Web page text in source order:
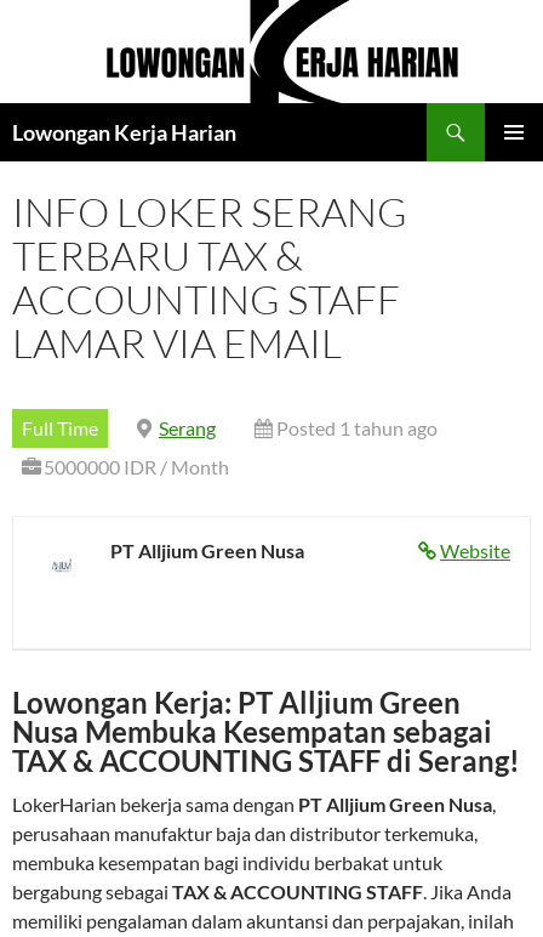
Lowongan Kerja Harian
INFO LOKER SERANG
TERBARU TAX &
ACCOUNTING STAFF
LAMAR VIA EMAIL
Full Time Serang
Posted 1 tahun ago
5000000 IDR / Month
Website
PT Alljium Green Nusa
Lowongan Kerja: PT Alljium Green
Nusa Membuka Kesempatan sebagai
TAX & ACCOUNTING STAFF di Serang!
LokerHarian bekerja sama dengan PT Alljium Green Nusa,
perusahaan manufaktur baja dan distributor terkemuka,
membuka kesempatan bagi individu berbakat untuk
bergabung sebagai TAX & ACCOUNTING STAFF. Jika Anda
memiliki pengalaman dalam akuntansi dan perpajakan, inilah